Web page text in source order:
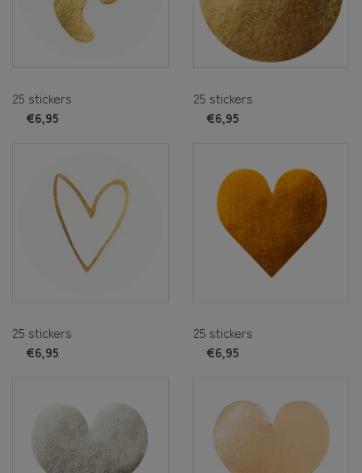
25 stickers
€6,95
25 stickers
€6,95
25 stickers
€6,95
25 stickers
€6,95